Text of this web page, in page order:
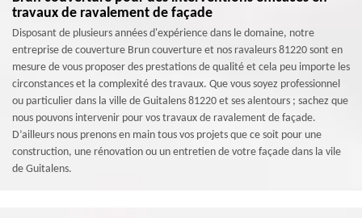
travaux de ravalement de façade
Disposant de plusieurs années d'expérience dans le domaine, notre
entreprise de couverture Brun couverture et nos ravaleurs 81220 sont en
mesure de vous proposer des prestations de qualité et cela peu importe les
circonstances et la complexité des travaux. Que vous soyez professionnel
ou particulier dans la ville de Guitalens 81220 et ses alentours ; sachez que
nous pouvons intervenir pour vos travaux de ravalement de façade.
D’ailleurs nous prenons en main tous vos projets que ce soit pour une
construction, une rénovation ou un entretien de votre façade dans la vile
de Guitalens.